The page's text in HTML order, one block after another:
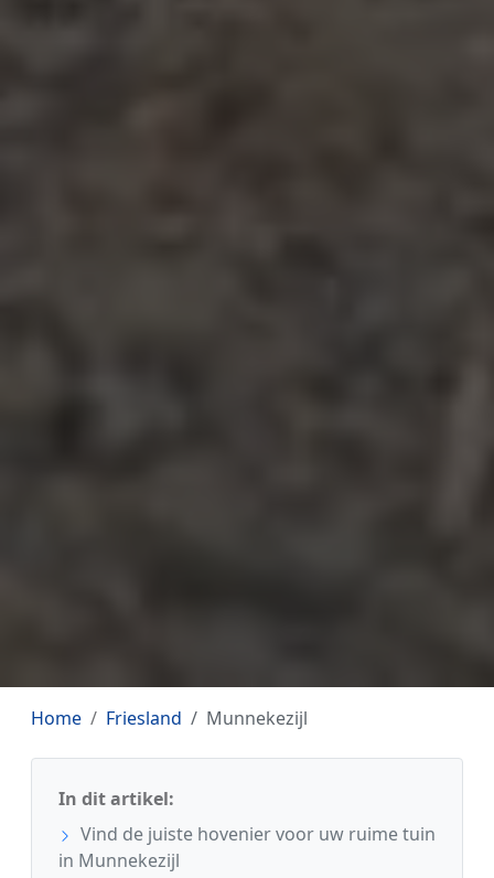
Home Friesland Munnekezijl
In dit artikel:
Vind de juiste hovenier voor uw ruime tuin
in Munnekezijl